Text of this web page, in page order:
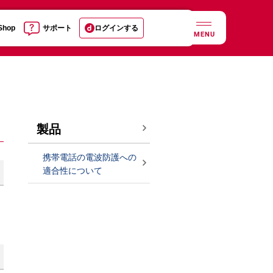
サポート ログインする
MENU
製品
携帯電話の電波防護への
適合性について